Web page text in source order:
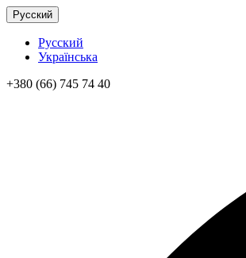
Русский
Русский
Українська
+380 (66) 745 74 40